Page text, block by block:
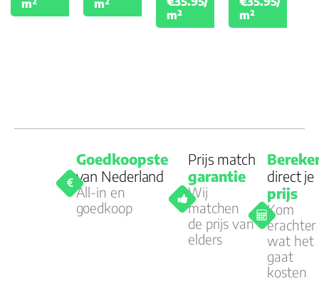
m² m²
m²
€39.95
m²
Goedkoopste
van Nederland
All-in en
goedkoop
Prijs match
garantie
Wij
matchen
de prijs van
elders
direct je
prijs
Kom
erachter
wat het
gaat
kosten